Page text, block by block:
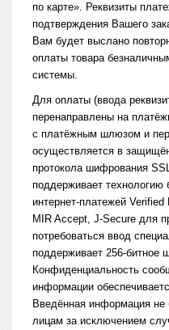
по карте». Реквизиты
подтверждения Вашего
Вам будет выслано
оплаты товара
системы.
Для оплаты (ввода
перенаправлены на
с платёжным шлюзом и
осуществляется в
протокола шифрования
поддерживает технологию
интернет-платежей
MIR Accept, J-Secure для
потребоваться ввод
поддерживает 256-битное
Конфиденциальность
информации
Введённая информация не
лицам за исключением